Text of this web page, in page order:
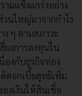
ามแข็งแกร่งอย่าง
นใหญ่มาจากกำไร
ง ๆ ตามสภาวะ
ยงการลงทุนใน
องกับธุรกิจท่อง
ดอกเบี้ยสุทธิเพิ่ม
งเงินให้สินเชื่อ